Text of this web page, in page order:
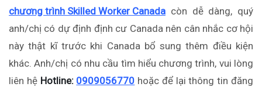
chương trình Skilled Worker Canada còn dễ dàng, quý
anh/chị có dự định định cư Canada nên cân nhắc cơ hội
này thật kĩ trước khi Canada bổ sung thêm điều kiện
khác. Anh/chị có nhu cầu tìm hiểu chương trình, vui lòng
liên hệ Hotline: 0909056770 hoặc để lại thông tin đăng